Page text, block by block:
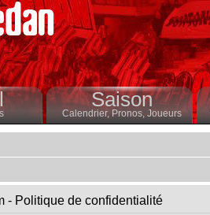
Saison
Calendrier,Pronos, Joueurs
- Politique de confidentialité